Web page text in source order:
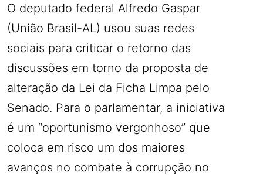
O deputado federal Alfredo Gaspar
(União Brasil-AL) usou suas redes
sociais para criticar o retorno das
discussões em torno da proposta de
alteração da Lei da Ficha Limpa pelo
Senado. Para o parlamentar, a iniciativa
é um “oportunismo vergonhoso” que
coloca em risco um dos maiores
avanços no combate à corrupção no